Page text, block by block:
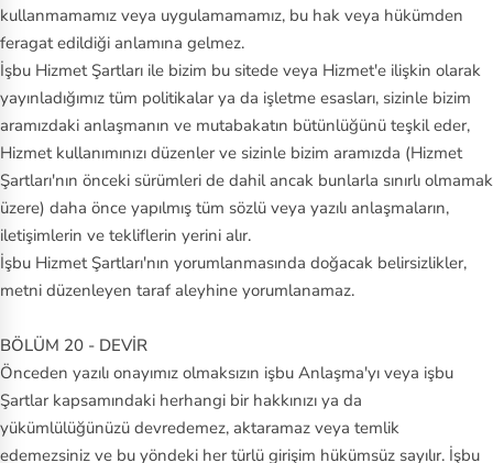
kullanmamamız veya uygulamamamız, bu hak veya hükümden
feragat edildiği anlamına gelmez.
İşbu Hizmet Şartları ile bizim bu sitede veya Hizmet'e ilişkin olarak
yayınladığımız tüm politikalar ya da işletme esasları, sizinle bizim
aramızdaki anlaşmanın ve mutabakatın bütünlüğünü teşkil eder,
Hizmet kullanımınızı düzenler ve sizinle bizim aramızda (Hizmet
Şartları'nın önceki sürümleri de dahil ancak bunlarla sınırlı olmamak
üzere) daha önce yapılmış tüm sözlü veya yazılı anlaşmaların,
iletişimlerin ve tekliflerin yerini alır.
İşbu Hizmet Şartları'nın yorumlanmasında doğacak belirsizlikler,
metni düzenleyen taraf aleyhine yorumlanamaz.
BÖLÜM 20 - DEVİR
Önceden yazılı onayımız olmaksızın işbu Anlaşma'yı veya işbu
Şartlar kapsamındaki herhangi bir hakkınızı ya da
yükümlülüğünüzü devredemez, aktaramaz veya temlik
edemezsiniz ve bu yöndeki her türlü girişim hükümsüz sayılır. İşbu